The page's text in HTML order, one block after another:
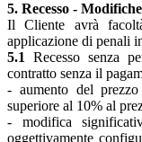
5. Recesso -
Il Cliente avrà
applicazione di penali
5.1
Recesso senza
contratto senza il
- aumento del
superiore al 10% al
- modifica
oggettivamente